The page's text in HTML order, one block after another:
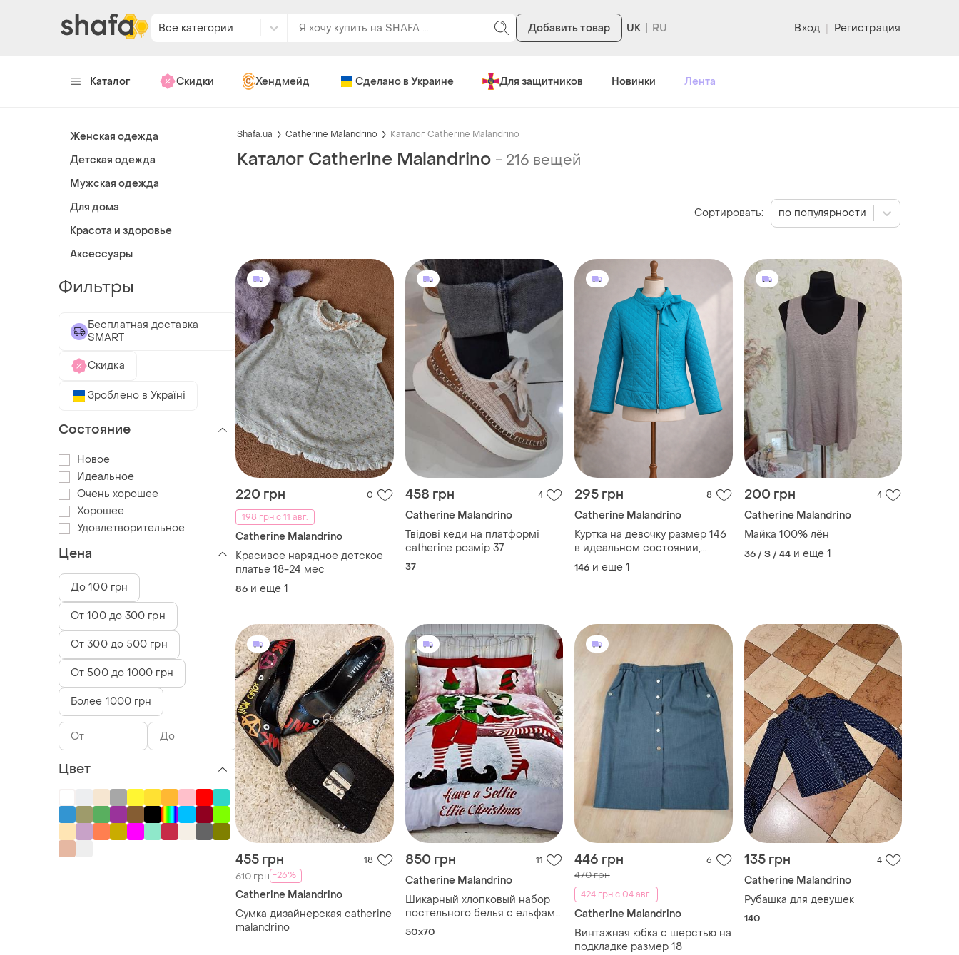
Все категории Добавить товар UK Вход | Регистрация
Каталог Скидки Хендмейд Сделано в Украине Для защитников Новинки Лента
Shafa.ua Catherine Malandrino Каталог Catherine Malandrino
Каталог Catherine Malandrino - 216 вещей
220 грн
0
198 грн с 11 авг.
Catherine Malandrino
Красивое нарядное детское
платье 18-24 мес
86 и еще 1
458 грн 4
Catherine Malandrino
Твідові кеди на платформі
catherine розмір 37
37
295 грн 8
Catherine Malandrino
Куртка на девочку размер 146
в идеальном состоянии,
косуха для девочки бомбер
146 и еще 1
200 грн 4
Catherine Malandrino
Майка 100% лён
36 / S / 44 и еще 1
455 грн 18
610 грн -26%
Catherine Malandrino
Сумка дизайнерская catherine
malandrino
850 грн 11
Catherine Malandrino
Шикарный хлопковый набор
постельного белья с ельфами
в обнимку catherine lansfield
50x70
446 грн 6
470 грн
424 грн с 04 авг.
Catherine Malandrino
Винтажная юбка с шерстью на
подкладке размер 18
135 грн 4
Catherine Malandrino
Рубашка для девушек
140
Сортировать: по популярности
Женская одежда
Детская одежда
Мужская одежда
Для дома
Красота и здоровье
Аксессуары
Фильтры
Бесплатная доставка
SMART
Скидка
Зроблено в Україні
Состояние
Новое
Идеальное
Очень хорошее
Хорошее
Удовлетворительное
Цена
До 100 грн
От 100 до 300 грн
От 300 до 500 грн
От 500 до 1000 грн
Более 1000 грн
Цвет